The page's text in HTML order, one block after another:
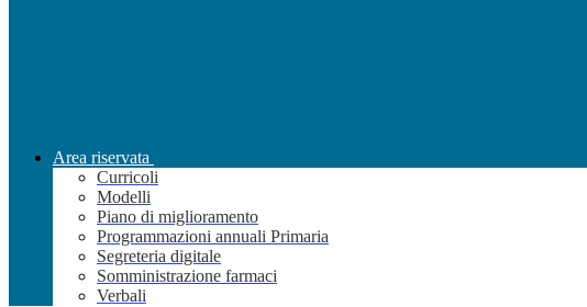
Area riservata
Curricoli
Modelli
Piano di miglioramento
Programmazioni annuali Primaria
Segreteria digitale
Somministrazione farmaci
Verbali